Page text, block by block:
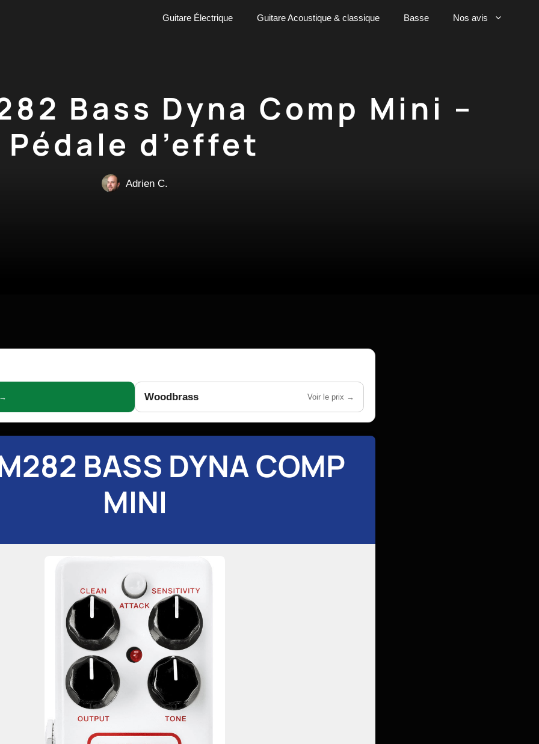
Guitare Électrique Guitare Acoustique & classique Basse Nos avis
Bass Dyna Comp Mini –
Pédale d’effet
Adrien C.
Woodbrass Voir le prix →
BASS DYNA COMP
MINI